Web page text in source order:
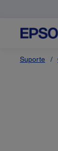
Suporte